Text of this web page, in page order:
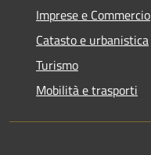
Imprese e Commercio
Catasto e urbanistica
Turismo
Mobilità e trasporti